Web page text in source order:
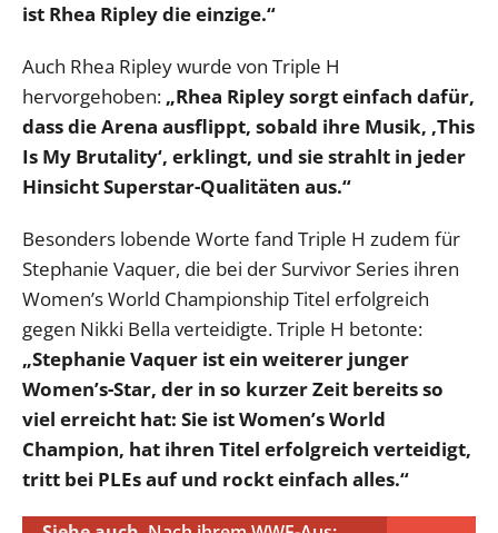
ist Rhea Ripley die einzige.“
Auch Rhea Ripley wurde von Triple H
hervorgehoben: „Rhea Ripley sorgt einfach dafür,
dass die Arena ausflippt, sobald ihre Musik, ‚This
Is My Brutality‘, erklingt, und sie strahlt in jeder
Hinsicht Superstar-Qualitäten aus.“
Besonders lobende Worte fand Triple H zudem für
Stephanie Vaquer, die bei der Survivor Series ihren
Women’s World Championship Titel erfolgreich
gegen Nikki Bella verteidigte. Triple H betonte:
„Stephanie Vaquer ist ein weiterer junger
Women’s-Star, der in so kurzer Zeit bereits so
viel erreicht hat: Sie ist Women’s World
Champion, hat ihren Titel erfolgreich verteidigt,
tritt bei PLEs auf und rockt einfach alles.“